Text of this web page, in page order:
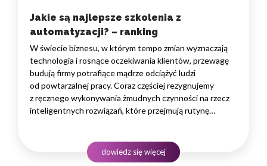
Jakie są najlepsze szkolenia z
automatyzacji? – ranking
W świecie biznesu, w którym tempo zmian wyznaczają
technologia i rosnące oczekiwania klientów, przewagę
budują firmy potrafiące mądrze odciążyć ludzi
od powtarzalnej pracy. Coraz częściej rezygnujemy
z ręcznego wykonywania żmudnych czynności na rzecz
inteligentnych rozwiązań, które przejmują rutynę
rozwojowego to decyzja strategiczna — wpływa
na wydajność zespołów,…
dowiedz się więcej